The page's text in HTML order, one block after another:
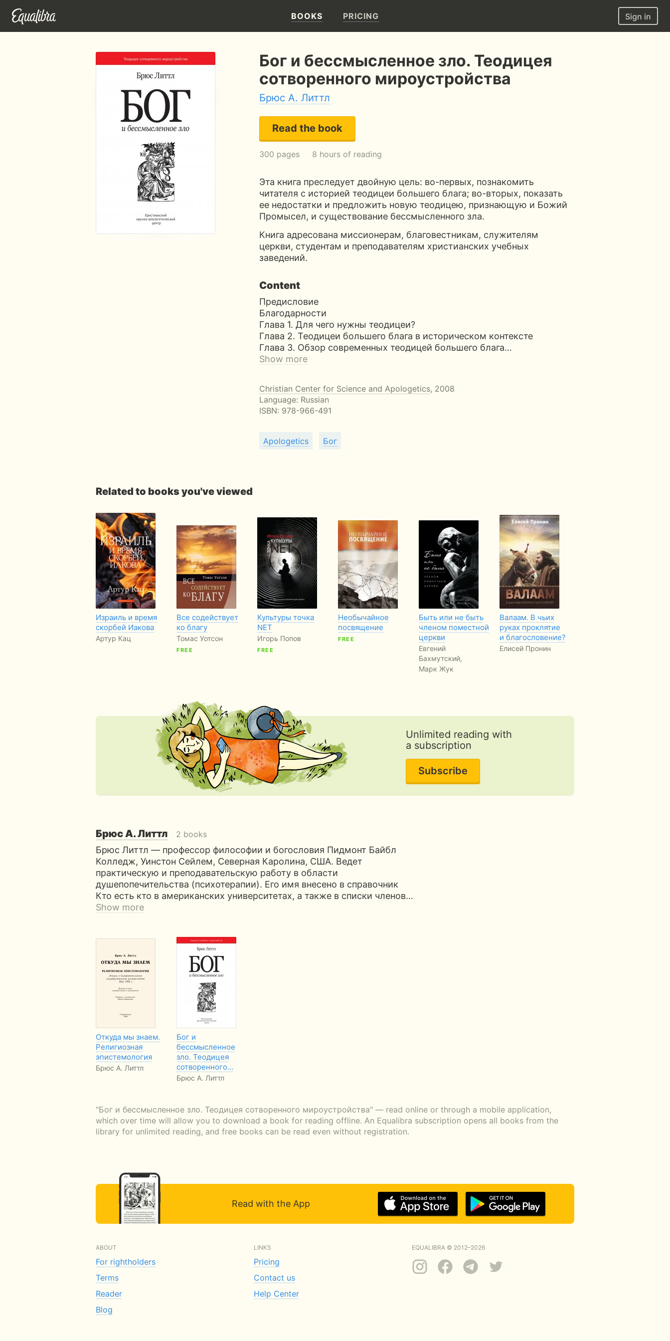
BOOKS PRICING Sign in
Бог и бессмысленное зло. Теодицея
сотворенного мироустройства
Брюс А. Литтл
Read the book
300 pages 8 hours of reading
Эта книга преследует двойную цель: во-первых, познакомить
читателя с историей теодицеи большего блага; во-вторых, показать
ее недостатки и предложить новую теодицею, признающую и Божий
Промысел, и существование бессмысленного зла.
Книга адресована миссионерам, благовестникам, служителям
церкви, студентам и преподавателям христианских учебных
заведений.
Content
Предисловие
Благодарности
Глава 1. Для чего нужны теодицеи?
Глава 2. Теодицеи большего блага в историческом контексте
Глава 3. Обзор современных теодицей большего блага…
Show more
Christian Center for Science and Apologetics, 2008
Language: Russian
ISBN: 978-966-491
Apologetics Бог
Related to books you've viewed
Израиль и время
скорбей Иакова
Артур Кац
Все содействует
ко благу
Томас Уотсон
FREE
Культуры точка
NET
Игорь Попов
FREE
Необычайное
посвящение
FREE
Быть или не быть
членом поместной
церкви
Евгений
Бахмутский,
Марк Жук
Валаам. В чьих
руках проклятие
и благословение?
Елисей Пронин
Unlimited reading with
a subscription
Subscribe
Брюс А. Литтл 2 books
Брюс Литтл — профессор философии и богословия Пидмонт Байбл
Колледж, Уинстон Сейлем, Северная Каролина, США. Ведет
практическую и преподавательскую работу в области
душепопечительства (психотерапии). Его имя внесено в справочник
Кто есть кто в американских университетах, а также в списки членов…
Show more
Откуда мы знаем.
Религиозная
эпистемология
Брюс А. Литтл
Бог и
бессмысленное
зло. Теодицея
сотворенного…
Брюс А. Литтл
"Бог и бессмысленное зло. Теодицея сотворенного мироустройства" — read online or through a mobile application,
which over time will allow you to download a book for reading offline. An Equalibra subscription opens all books from the
library for unlimited reading, and free books can be read even without registration.
Read with the App
ABOUT
For rightholders
Terms
Reader
Blog
LINKS
Pricing
Contact us
Help Center
EQUALIBRA © 2012–2026